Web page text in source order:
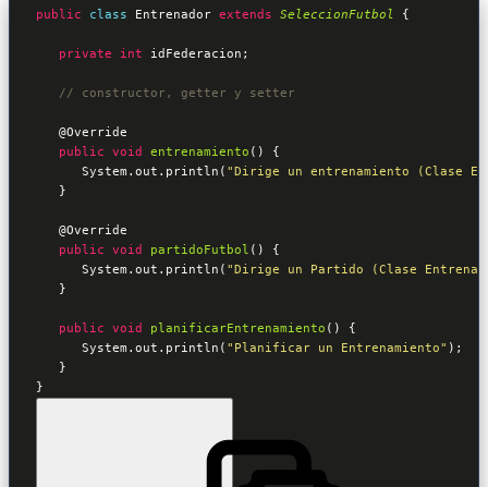
public class Entrenador extends SeleccionFutbol {
private int idFederacion;
// constructor, getter y setter
@Override
public void entrenamiento () {
      System.out.println(
"Dirige un entrenamiento (Clase
   }
@Override
public void partidoFutbol () {
      System.out.println(
"Dirige un Partido (Clase
   }
public void planificarEntrenamiento () {
      System.out.println(
"Planificar un Entrenamiento" );
   }
}